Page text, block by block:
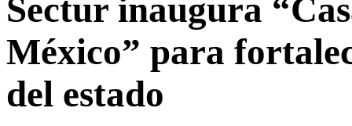
Sectur inaugura
México” para
del estado